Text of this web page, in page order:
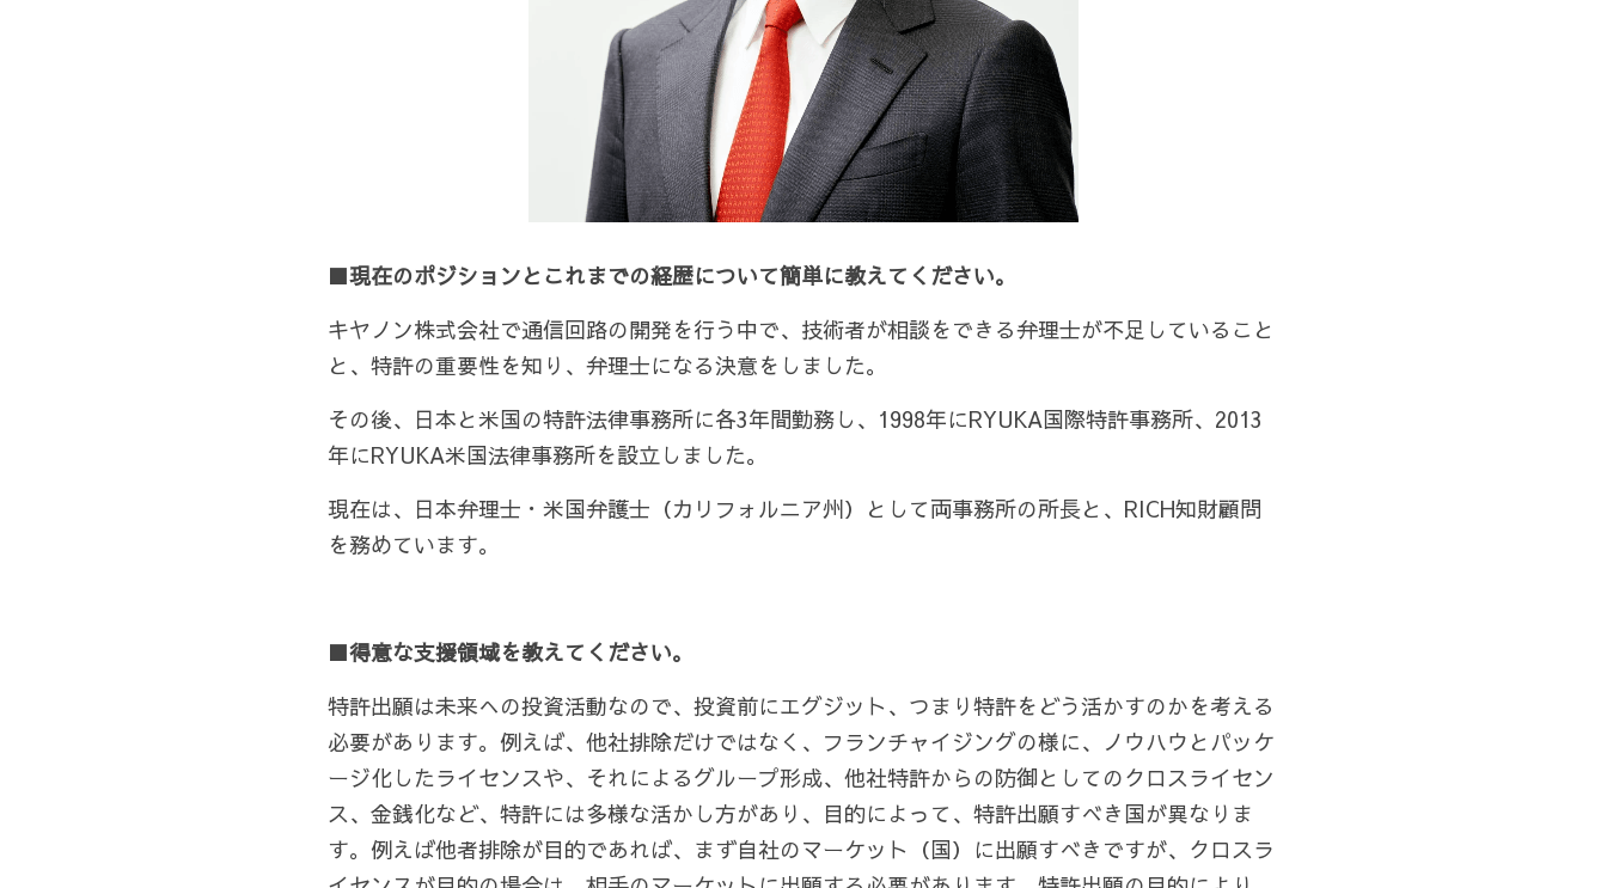
■現在のポジションとこれまでの経歴について簡単に教えてください。
キヤノン株式会社で通信回路の開発を行う中で、技術者が相談をできる弁理士が不足していること
と、特許の重要性を知り、弁理士になる決意をしました。
その後、日本と米国の特許法律事務所に各3年間勤務し、1998年にRYUKA国際特許事務所、2013
年にRYUKA米国法律事務所を設立しました。
現在は、日本弁理士・米国弁護士（カリフォルニア州）として両事務所の所長と、RICH知財顧問
を務めています。
■得意な支援領域を教えてください。
特許出願は未来への投資活動なので、投資前にエグジット、つまり特許をどう活かすのかを考える
必要があります。例えば、他社排除だけではなく、フランチャイジングの様に、ノウハウとパッケ
ージ化したライセンスや、それによるグループ形成、他社特許からの防御としてのクロスライセン
ス、金銭化など、特許には多様な活かし方があり、目的によって、特許出願すべき国が異なりま
す。例えば他者排除が目的であれば、まず自社のマーケット（国）に出願すべきですが、クロスラ